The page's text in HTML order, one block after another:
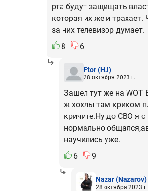
рта будут защищать
которая их же и трахает.
за них телевизор думает.
8
6
Ftor(HJ)
28 октября 2023 г.
Зашел тут же на WOT
ж хохлы там криком
кричите.Ну до СВО я с
нормально
научились уже.
6
9
Nazar(Nazarov)
28 октября 2023 г.